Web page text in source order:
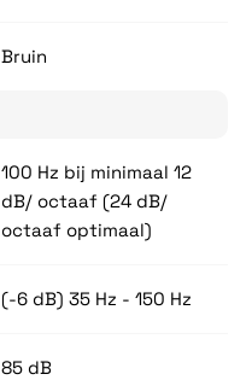
Bruin
100 Hz bij minimaal 12
dB/ octaaf (24 dB/
octaaf optimaal)
(-6 dB) 35 Hz - 150 Hz
85 dB